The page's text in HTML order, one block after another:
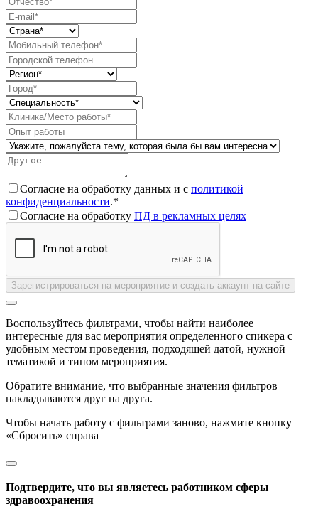
Согласие на обработку данных и с политикой
конфиденциальности.*
Согласие на обработку ПД в рекламных целях
Зарегистрироваться на мероприятие и создать аккаунт на сайте
Воспользуйтесь фильтрами, чтобы найти наиболее
интересные для вас мероприятия определенного спикера с
удобным местом проведения, подходящей датой, нужной
тематикой и типом мероприятия.
Обратите внимание, что выбранные значения фильтров
накладываются друг на друга.
Чтобы начать работу с фильтрами заново, нажмите кнопку
«Сбросить» справа
Подтвердите, что вы являетесь работником сферы
здравоохранения